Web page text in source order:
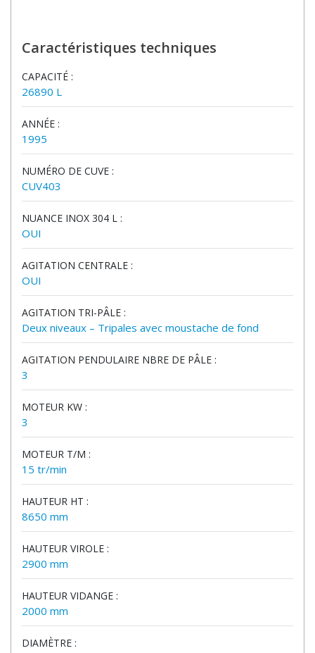
Caractéristiques techniques
CAPACITÉ :
26890 L
ANNÉE :
1995
NUMÉRO DE CUVE :
CUV403
NUANCE INOX 304 L :
OUI
AGITATION CENTRALE :
OUI
AGITATION TRI-PÂLE :
Deux niveaux – Tripales avec moustache de fond
AGITATION PENDULAIRE NBRE DE PÂLE :
3
MOTEUR KW :
3
MOTEUR T/M :
15 tr/min
HAUTEUR HT :
8650 mm
HAUTEUR VIROLE :
2900 mm
HAUTEUR VIDANGE :
2000 mm
DIAMÈTRE :